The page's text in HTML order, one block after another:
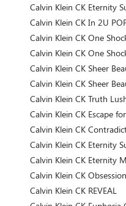
Calvin Klein CK Eternity
Calvin Klein CK In 2U
Calvin Klein CK One
Calvin Klein CK One
Calvin Klein CK Sheer
Calvin Klein CK Sheer
Calvin Klein CK Truth
Calvin Klein CK Escape
Calvin Klein CK
Calvin Klein CK Eternity
Calvin Klein CK Eternity
Calvin Klein CK
Calvin Klein CK REVEAL